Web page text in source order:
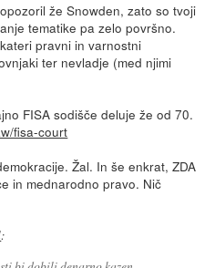
že Snowden, zato so tvoji
tematike pa zelo površno.
pravni in varnostni
ter nevladje (med njimi
FISA sodišče deluje že od 70.
fisa-court
Žal. In še enkrat, ZDA
in mednarodno pravo. Nič
: